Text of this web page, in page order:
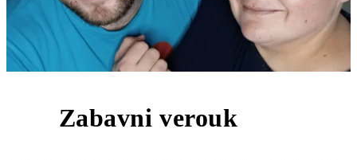
Zabavni verouk